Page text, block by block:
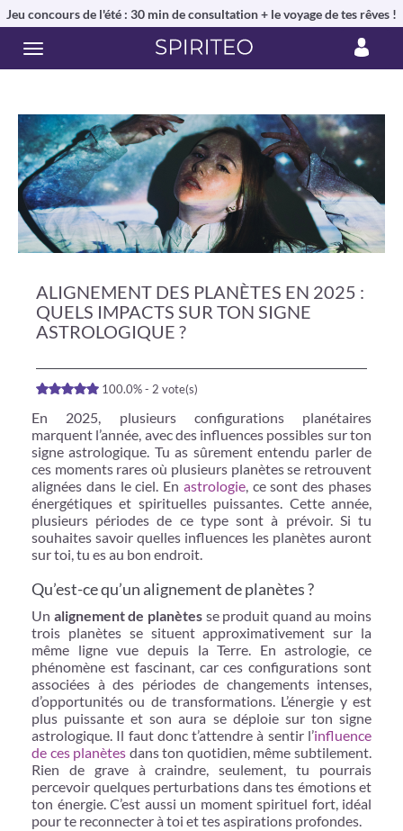
Jeu concours de l'été : 30 min de consultation + le voyage de tes rêves !
ALIGNEMENT DES PLANÈTES EN 2025 :
QUELS IMPACTS SUR TON SIGNE
ASTROLOGIQUE ?
100.0% - 2 vote(s)
En 2025, plusieurs configurations planétaires
marquent l’année, avec des influences possibles sur ton
signe astrologique. Tu as sûrement entendu parler de
ces moments rares où plusieurs planètes se retrouvent
alignées dans le ciel. En astrologie, ce sont des phases
énergétiques et spirituelles puissantes. Cette année,
plusieurs périodes de ce type sont à prévoir. Si tu
souhaites savoir quelles influences les planètes auront
sur toi, tu es au bon endroit.
Qu’est-ce qu’un alignement de planètes ?
Un alignement de planètesse produit quand au moins
trois planètes se situent approximativement sur la
même ligne vue depuis la Terre. En astrologie, ce
phénomène est fascinant, car ces configurations sont
associées à des périodes de changements intenses,
d’opportunités ou de transformations. L’énergie y est
plus puissante et son aura se déploie sur ton signe
astrologique. Il faut donc t’attendre à sentir l’influence
de ces planètes dans ton quotidien, même subtilement.
Rien de grave à craindre, seulement, tu pourrais
percevoir quelques perturbations dans tes émotions et
ton énergie. C’est aussi un moment spirituel fort, idéal
pour te reconnecter à toi et tes aspirations profondes.